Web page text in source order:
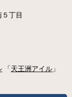
丁目
「天王洲アイル 」